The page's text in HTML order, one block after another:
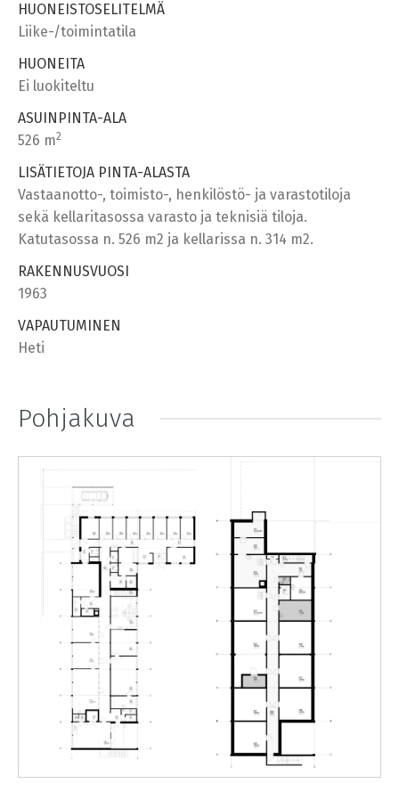
HUONEISTOSELITELMÄ
Liike-/toimintatila
HUONEITA
Ei luokiteltu
ASUINPINTA-ALA
526 m2
LISÄTIETOJA PINTA-ALASTA
Vastaanotto-, toimisto-, henkilöstö- ja varastotiloja
sekä kellaritasossa varasto ja teknisiä tiloja.
Katutasossa n. 526 m2 ja kellarissa n. 314 m2.
RAKENNUSVUOSI
1963
VAPAUTUMINEN
Heti
Pohjakuva